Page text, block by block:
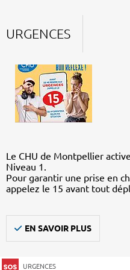
URGENCES
Le CHU de Montpellier
Niveau 1.
Pour garantir une prise en
appelez le 15 avant tout
EN SAVOIR PLUS
URGENCES